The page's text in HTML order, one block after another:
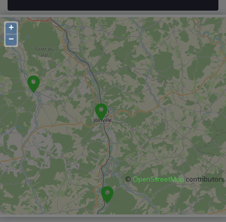
+
−
©OpenStreetMapcontributors